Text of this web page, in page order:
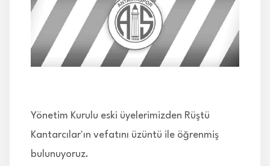
TARAFTAR
BRANŞLAR
Yönetim Kurulu eski üyelerimizden Rüştü
Kantarcılar'ın vefatını üzüntü ile öğrenmiş
bulunuyoruz.